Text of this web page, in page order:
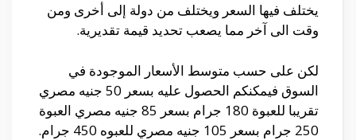
يختلف فيها السعر ويختلف من دولة إلى أخرى ومن
وقت الى آخر مما يصعب تحديد قيمة تقديرية.
لكن على حسب متوسط الأسعار الموجودة في
السوق فيمكنكم الحصول عليه بسعر 50 جنيه مصري
تقريبا للعبوة 180 جرام بسعر 85 جنيه مصري العبوة
250 جرام بسعر 105 جنيه مصري للعبوه 450 جرام.